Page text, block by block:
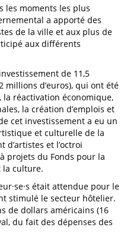
les moments les plus
a apporté des
de la ville et aux plus de
aux différents
de 11,5
millions d’euros), qui ont été
réactivation économique,
la création d’emplois et
cet investissement a eu un
et culturelle de la
et l’octroi
projets du Fonds pour la
la culture.
était attendue pour le
stimulé le secteur hôtelier.
de dollars américains (16
du fait des dépenses des